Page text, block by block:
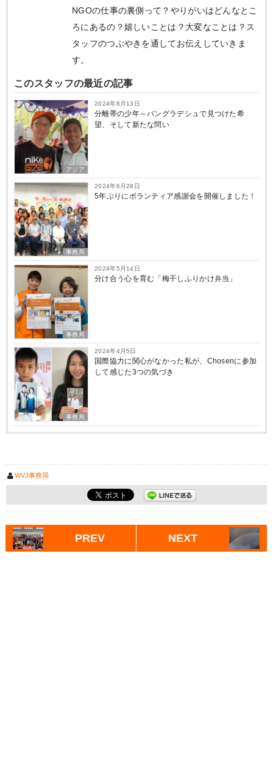
NGOの仕事の裏側って？やりがいはどんなとこ
ろにあるの？嬉しいことは？大変なことは？ス
タッフのつぶやきを通してお伝えしていきま
す。
このスタッフの最近の記事
アジア
2024年8月13日
分離帯の少年～バングラデシュで見つけた希
望、そして新たな問い
事務局
2024年6月28日
5年ぶりにボランティア感謝会を開催しました！
事務局
2024年5月14日
分け合う心を育む「梅干しふりかけ弁当」
事務局
2024年4月5日
国際協力に関心がなかった私が、Chosenに参加
して感じた3つの気づき
WVJ事務局
PREV NEXT